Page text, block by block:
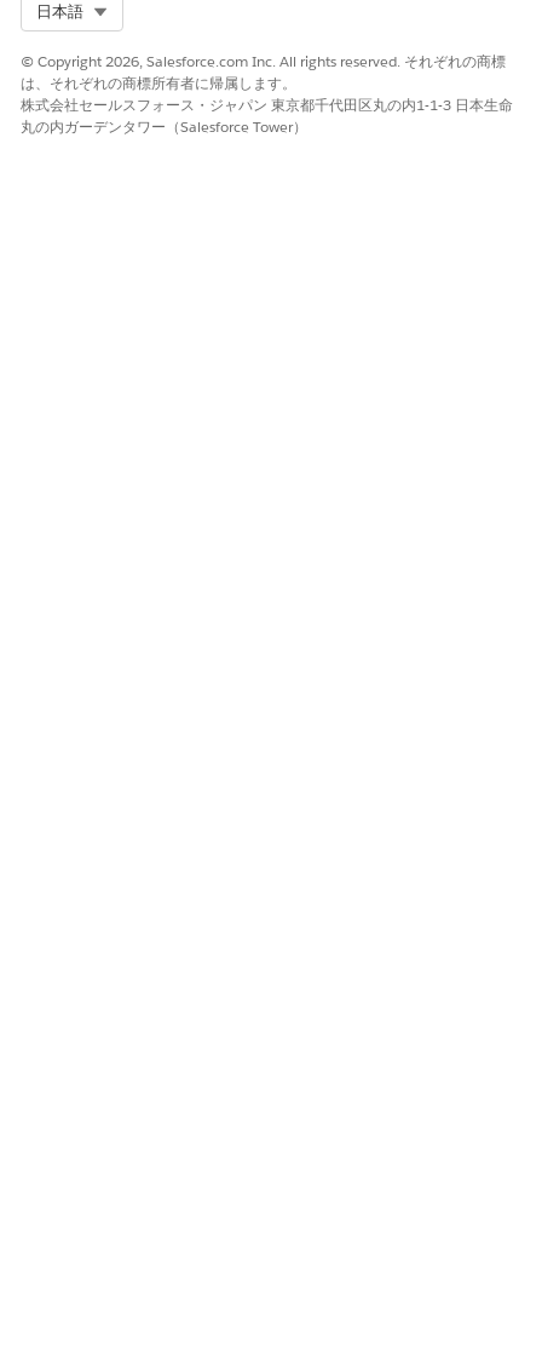
日本語
© Copyright 2026, Salesforce.com Inc. All rights reserved. それぞれの商標
は、それぞれの商標所有者に帰属します。
株式会社セールスフォース・ジャパン 東京都千代田区丸の内1-1-3 日本生命
丸の内ガーデンタワー（Salesforce Tower）